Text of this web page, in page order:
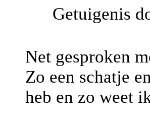
Getuigenis
Net gesproken
Zo een schatje
heb en zo weet